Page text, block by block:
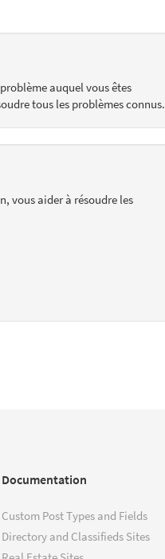
auquel vous êtes
tous les problèmes connus.
vous aider à résoudre les
Documentation
Custom Post Types and Fields
Directory and Classifieds Sites